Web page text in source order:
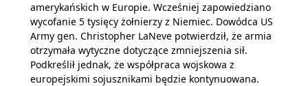
amerykańskich w Europie. Wcześniej zapowiedziano
wycofanie 5 tysięcy żołnierzy z Niemiec. Dowódca US
Army gen. Christopher LaNeve potwierdził, że armia
otrzymała wytyczne dotyczące zmniejszenia sił.
Podkreślił jednak, że współpraca wojskowa z
europejskimi sojusznikami będzie kontynuowana.